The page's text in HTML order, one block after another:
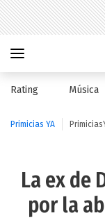
Rating Música
Primicias YA
La ex de
por la